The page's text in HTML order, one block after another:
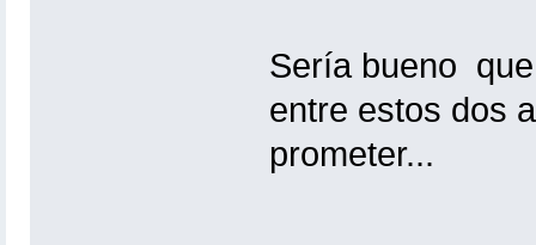
Sería bueno
entre estos dos
prometer...